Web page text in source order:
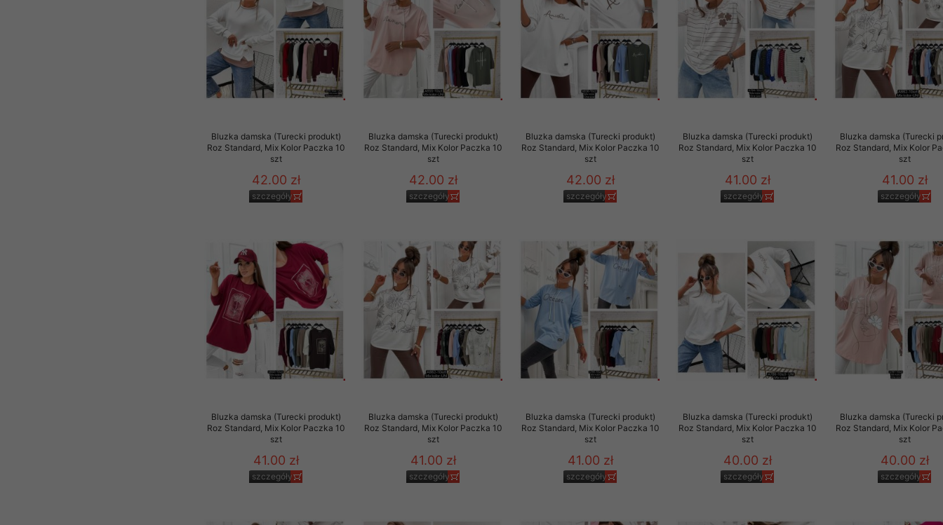
Bluzka damska (Turecki produkt)
Roz Standard, Mix Kolor Paczka 10
szt
42.00 zł
szczegóły
Bluzka damska (Turecki produkt)
Roz Standard, Mix Kolor Paczka 10
szt
42.00 zł
szczegóły
Bluzka damska (Turecki produkt)
Roz Standard, Mix Kolor Paczka 10
szt
42.00 zł
szczegóły
Bluzka damska (Turecki produkt)
Roz Standard, Mix Kolor Paczka 10
szt
41.00 zł
szczegóły
Bluzka damska (Turecki
Roz Standard, Mix Kolor
szt
41.00 zł
szczegóły
Bluzka damska (Turecki produkt)
Roz Standard, Mix Kolor Paczka 10
szt
41.00 zł
szczegóły
Bluzka damska (Turecki produkt)
Roz Standard, Mix Kolor Paczka 10
szt
41.00 zł
szczegóły
Bluzka damska (Turecki produkt)
Roz Standard, Mix Kolor Paczka 10
szt
41.00 zł
szczegóły
Bluzka damska (Turecki produkt)
Roz Standard, Mix Kolor Paczka 10
szt
40.00 zł
szczegóły
Bluzka damska (Turecki
Roz Standard, Mix Kolor
szt
40.00 zł
szczegóły